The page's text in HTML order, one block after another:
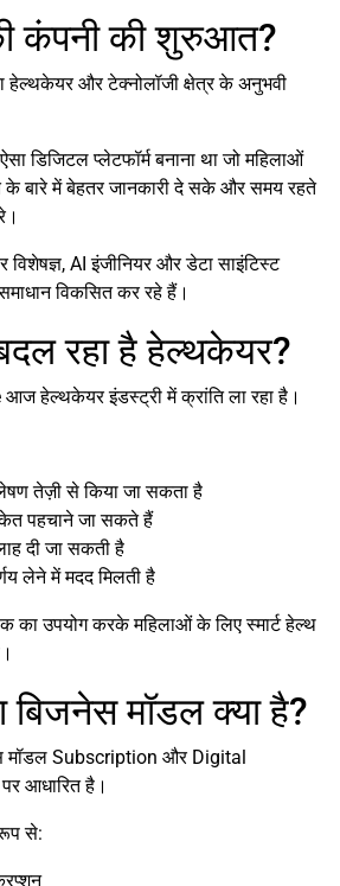
कंपनी की शुरुआत?
हेल्थकेयर और टेक्नोलॉजी क्षेत्र के अनुभवी
डिजिटल प्लेटफॉर्म बनाना था जो महिलाओं
के बारे में बेहतर जानकारी दे सके और समय रहते
AI इंजीनियर और डेटा साइंटिस्ट
विकसित कर रहे हैं।
रहा है हेल्थकेयर?
हेल्थकेयर इंडस्ट्री में क्रांति ला रहा है।
तेज़ी से किया जा सकता है
पहचाने जा सकते हैं
दी जा सकती है
लेने में मदद मिलती है
का उपयोग करके महिलाओं के लिए स्मार्ट हेल्थ
बिजनेस मॉडल क्या है?
मॉडल Subscription और Digital
आधारित है।
से: